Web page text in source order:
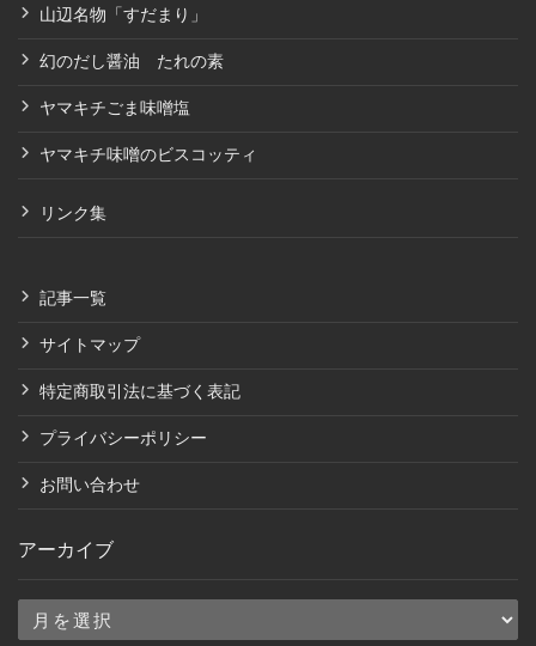
山辺名物「すだまり」
幻のだし醤油 たれの素
ヤマキチごま味噌塩
ヤマキチ味噌のビスコッティ
リンク集
記事一覧
サイトマップ
特定商取引法に基づく表記
プライバシーポリシー
お問い合わせ
アーカイブ
ア